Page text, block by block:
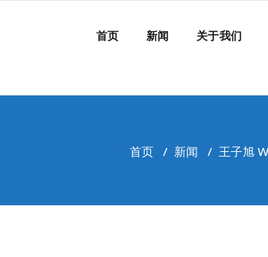
首页 新闻 关于我们
首页 / 新闻 / 王子旭